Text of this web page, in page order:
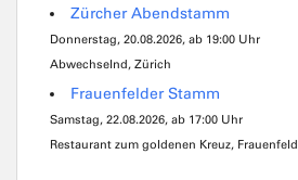
Zürcher Abendstamm
Donnerstag, 20.08.2026, ab 19:00 Uhr
Abwechselnd, Zürich
Frauenfelder Stamm
Samstag, 22.08.2026, ab 17:00 Uhr
Restaurant zum goldenen Kreuz, Frauenfeld